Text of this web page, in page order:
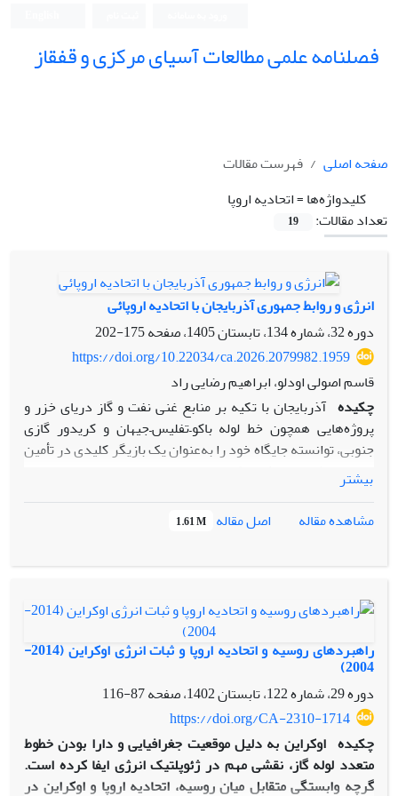
فصلنامه علمی مطالعات آسیای مرکزی و قفقاز
صفحه اصلی
فهرست مقالات
کلیدواژه‌ها =اتحادیه اروپا
تعداد مقالات:
19
انرژی و روابط جمهوری آذربایجان با اتحادیه اروپائی
دوره 32، شماره 134، تابستان 1405، صفحه
175-202
https://doi.org/10.22034/ca.2026.2079982.1959
قاسم اصولی اودلو، ابراهیم رضایی راد
چکیده آذربایجان با تکیه بر منابع غنی نفت و گاز دریای خزر و
پروژه‌هایی همچون خط لوله باکو–تفلیس–جیهان و کریدور گازی
جنوبی، توانسته جایگاه خود را به‌عنوان یک بازیگر کلیدی در تأمین
امنیت انرژی اروپا تثبیت کند. این سیاست نه تنها بعد خارجی دارد
بلکه به‌عنوان ابزاری برای مشروعیت‌بخشی داخلی نیز عمل
می‌کندبا وجود فشارهای روسیه، ترکیه و همچنین تحولات مربوط
به جنگ اوکراین، باکو توانسته است موازنه‌ای عمل‌گرایانه میان
خدمت تأمین و پیشبرد اهداف کلان جمهوری آذربایجان در تعامل با
اتحادیه اروپا قرار گرفته است؟ فرضیه پژوهش این است که
آذربایجان با اتخاذ رویکردی واقع‌گرایانه و بهره‌گیری از انرژی
به‌عنوان اهرم فشار و ابزار تعامل، توانسته است هم جایگاه خود را
در نظم انرژی اوراسیا و اروپا ارتقا دهد و هم از آن به‌عنوان ابزاری
برای تقویت مشروعیت داخلی بهره گیرد. در این مقاله از چارچوب
نظری واقع‌گرایی، روش تحقیق مبتنی بر تحلیل کیفی و بهره‌گیری از
منابع ثانویه شامل مقالات علمی، گزارش‌های مراکز پژوهشی و
داده‌های آماری تا سال ۲۰۲۵ است.
بیشتر
مشاهده مقاله
اصل مقاله 1.61 M
راهبردهای روسیه و اتحادیه اروپا و ثبات انرژی اوکراین (2014-
2004)
دوره 29، شماره 122، تابستان 1402، صفحه
87-116
https://doi.org/CA-2310-1714
چکیده اوکراین به دلیل موقعیت جغرافیایی و دارا بودن خطوط
متعدد لوله گاز، نقشی مهم در ژئوپلتیک انرژی ایفا کرده است.
گرچه وابستگی متقابل میان روسیه، اتحادیه اروپا و اوکراین در